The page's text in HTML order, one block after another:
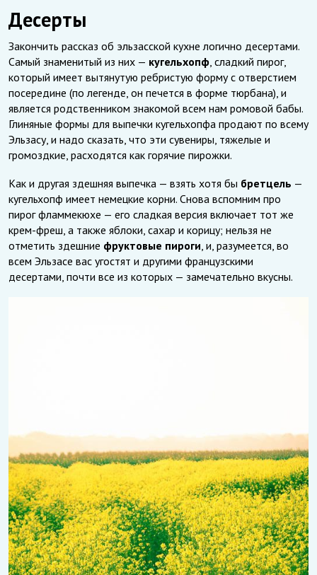
Десерты
Закончить рассказ об эльзасской кухне логично десертами.
Самый знаменитый из них — кугельхопф , сладкий пирог,
который имеет вытянутую ребристую форму с отверстием
посередине (по легенде, он печется в форме тюрбана), и
является родственником знакомой всем нам ромовой бабы.
Глиняные формы для выпечки кугельхопфа продают по всему
Эльзасу, и надо сказать, что эти сувениры, тяжелые и
громоздкие, расходятся как горячие пирожки.
Как и другая здешняя выпечка — взять хотя бы бретцель —
кугельхопф имеет немецкие корни. Снова вспомним про
пирог фламмекюхе — его сладкая версия включает тот же
крем-фреш, а также яблоки, сахар и корицу; нельзя не
отметить здешние фруктовые пироги , и, разумеется, во
всем Эльзасе вас угостят и другими французскими
десертами, почти все из которых — замечательно вкусны.